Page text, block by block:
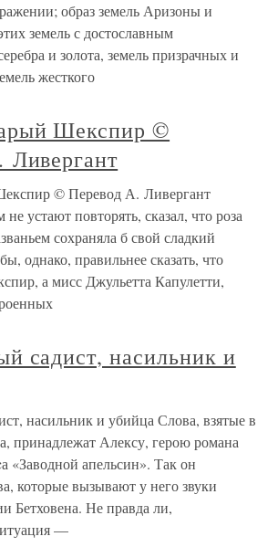
образ земель Аризоны и
земель с достославным
и золота, земель призрачных и
жесткого
Шекспир ©
© Перевод А. Ливергант
устают повторять, сказал, что роза
сохраняла б свой сладкий
однако, правильнее сказать, что
а мисс Джульетта Капулетти,
садист, насильник и
насильник и убийца Слова, взятые в
принадлежат Алексу, герою романа
«Заводной апельсин». Так он
которые вызывают у него звуки
Бетховена. Не правда ли,
—